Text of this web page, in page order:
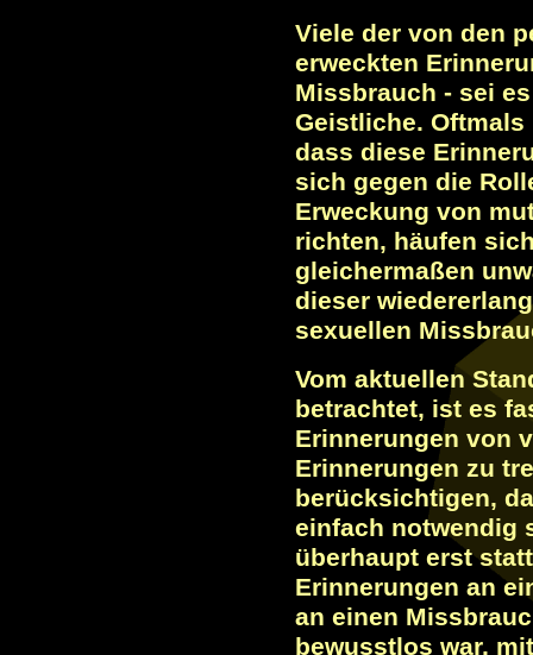
Viele der von den
erweckten
Missbrauch - sei
Geistliche.
dass diese
sich gegen die
Erweckung von
richten, häufen
gleichermaßen
dieser
sexuellen
Vom aktuellen
betrachtet, ist es
Erinnerungen von
Erinnerungen zu
berücksichtigen,
einfach notwendig
überhaupt erst
Erinnerungen an
an einen
bewusstlos war,